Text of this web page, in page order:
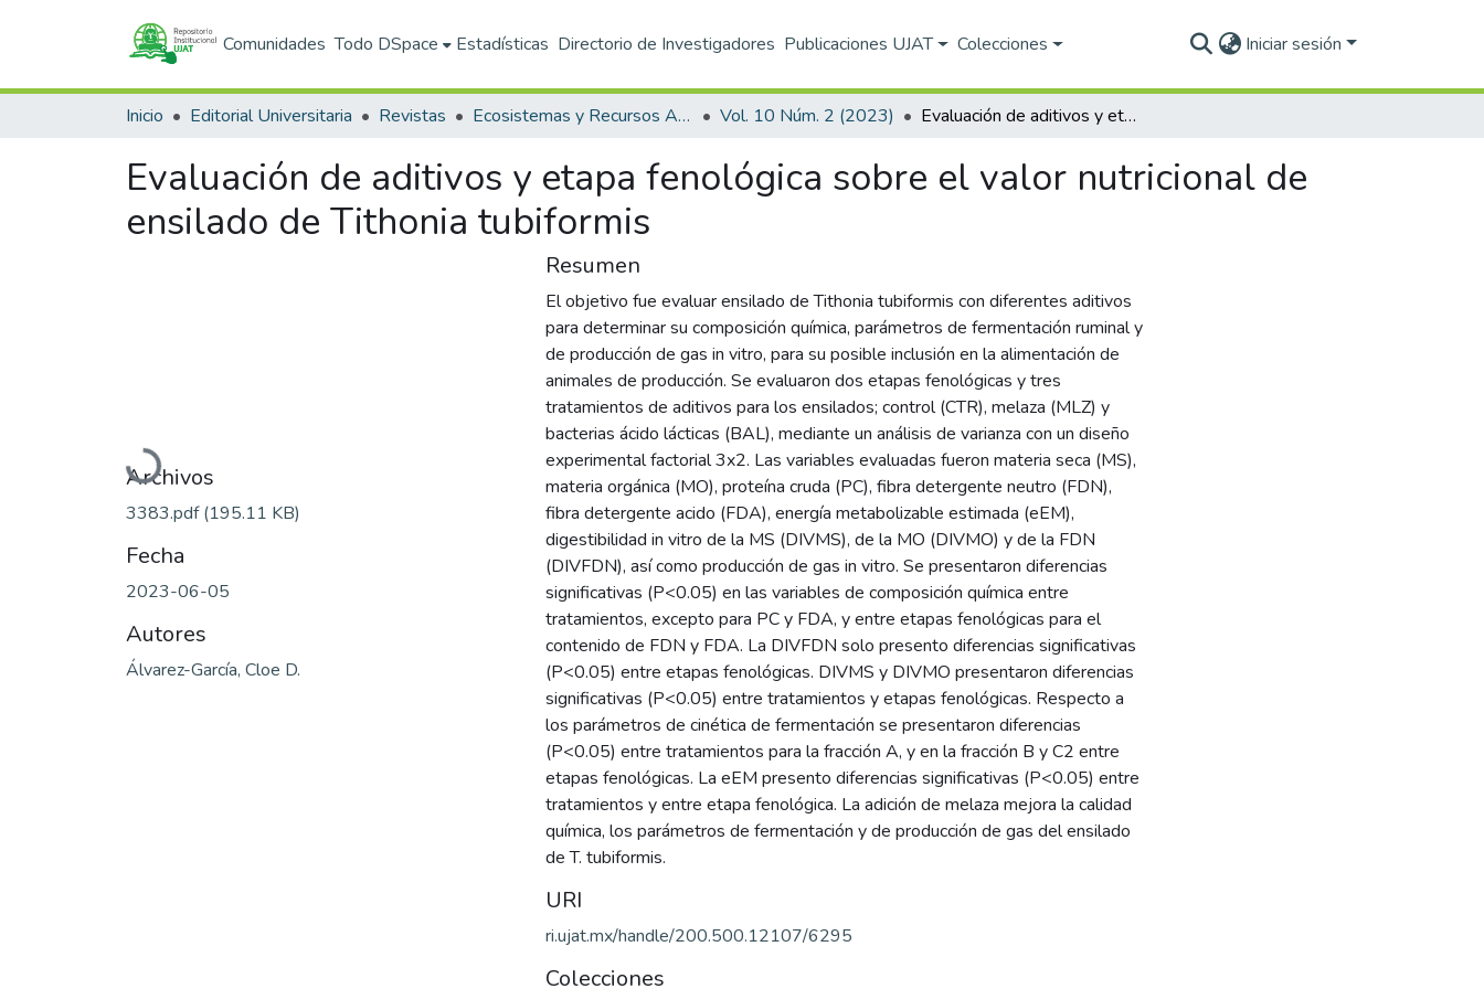
Comunidades Todo DSpace Estadísticas Directorio de Investigadores Publicaciones UJAT Colecciones Iniciar sesión
Inicio Editorial Universitaria Revistas Ecosistemas y Recursos Agropecuarios Vol. 10 Núm. 2 (2023) Evaluación de aditivos y etapa fenológica sobre el valor nutricional de ensilado de Tithonia tubiformis
Evaluación de aditivos y etapa fenológica sobre el valor nutricional de
ensilado de Tithonia tubiformis
Cargando...
Archivos
3383.pdf(195.11 KB)
Fecha
2023-06-05
Autores
Álvarez-García, Cloe D.
Resumen
El objetivo fue evaluar ensilado de Tithonia tubiformis con diferentes aditivos
para determinar su composición química, parámetros de fermentación ruminal y
de producción de gas in vitro, para su posible inclusión en la alimentación de
animales de producción. Se evaluaron dos etapas fenológicas y tres
tratamientos de aditivos para los ensilados; control (CTR), melaza (MLZ) y
bacterias ácido lácticas (BAL), mediante un análisis de varianza con un diseño
experimental factorial 3x2. Las variables evaluadas fueron materia seca (MS),
materia orgánica (MO), proteína cruda (PC), fibra detergente neutro (FDN),
fibra detergente acido (FDA), energía metabolizable estimada (eEM),
digestibilidad in vitro de la MS (DIVMS), de la MO (DIVMO) y de la FDN
(DIVFDN), así como producción de gas in vitro. Se presentaron diferencias
significativas (P<0.05) en las variables de composición química entre
tratamientos, excepto para PC y FDA, y entre etapas fenológicas para el
contenido de FDN y FDA. La DIVFDN solo presento diferencias significativas
(P<0.05) entre etapas fenológicas. DIVMS y DIVMO presentaron diferencias
significativas (P<0.05) entre tratamientos y etapas fenológicas. Respecto a
los parámetros de cinética de fermentación se presentaron diferencias
(P<0.05) entre tratamientos para la fracción A, y en la fracción B y C2 entre
etapas fenológicas. La eEM presento diferencias significativas (P<0.05) entre
tratamientos y entre etapa fenológica. La adición de melaza mejora la calidad
química, los parámetros de fermentación y de producción de gas del ensilado
de T. tubiformis.
URI
ri.ujat.mx/handle/200.500.12107/6295
Colecciones